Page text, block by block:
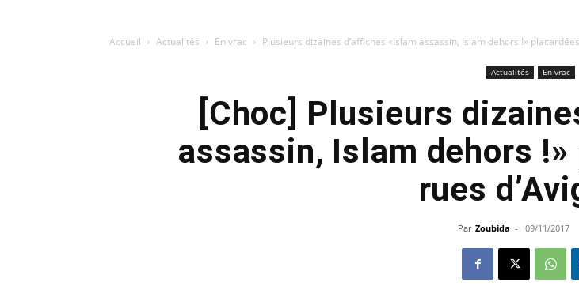
Accueil Actualités En vrac Plusieurs dizaines d’affiches «Islam assassin, Islam dehors !»
Actualités En vrac
[Choc] Plusieurs
assassin, Islam dehors
rues
Par Zoubida - 09/11/2017